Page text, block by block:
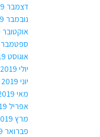
דצמבר 2019
נובמבר 2019
אוקטובר 2019
ספטמבר 2019
אוגוסט 2019
יולי 2019
יוני 2019
מאי 2019
אפריל 2019
מרץ 2019
פברואר 2019